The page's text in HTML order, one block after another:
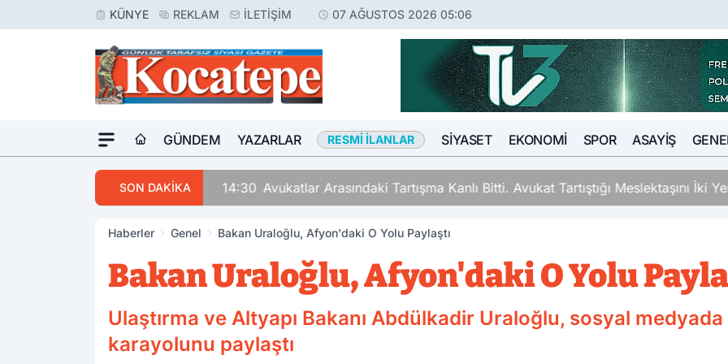
KÜNYE REKLAM İLETIŞIM 07 AĞUSTOS 2026 05:06
GÜNDEM YAZARLAR RESMI İLANLAR SIYASET EKONOMI SPOR ASAYIŞ
SON DAKİKA 14:30 Avukatlar Arasındaki Tartışma Kanlı Bitti. Avukat Tartıştığı Meslektaşını İki
Haberler Genel Bakan Uraloğlu, Afyon'daki O Yolu Paylaştı
Bakan Uraloğlu, Afyon'daki O Yolu
Ulaştırma ve Altyapı Bakanı Abdülkadir Uraloğlu, sosyal
karayolunu paylaştı